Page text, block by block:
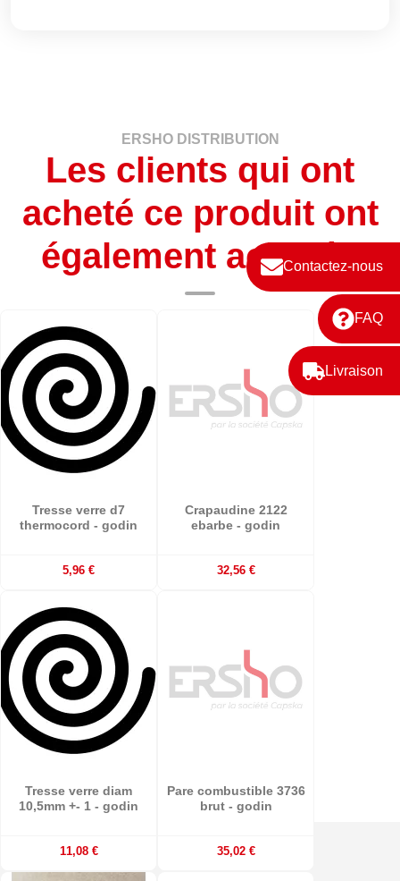
Contactez-nous
FAQ
Livraison
ERSHO DISTRIBUTION
Les clients qui ont
acheté ce produit ont
également acheté :
Tresse verre d7
thermocord - godin
5,96 €
Crapaudine 2122
ebarbe - godin
32,56 €
Tresse verre diam
10,5mm +- 1 - godin
11,08 €
Pare combustible 3736
brut - godin
35,02 €